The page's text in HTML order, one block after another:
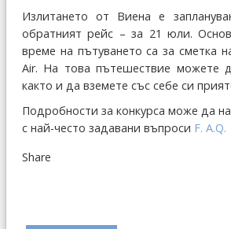
Излитането от Виена е
обратният рейс – за 21 юли.
време на пътуването са за сметка
Air. На това пътешествие можете
както и да вземете със себе си
Подробности за конкурса може да
с най-често задавани въпроси F. A.Q.
Share